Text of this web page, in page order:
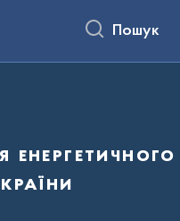
Пошук
енергетичного